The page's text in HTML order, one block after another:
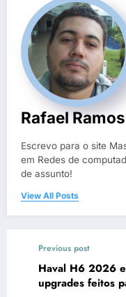
Rafael Ramos
Escrevo para o site
em Redes de
de assunto!
View All Posts
Previous post
Haval H6 2026
upgrades feitos